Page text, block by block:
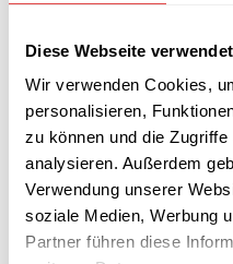
Diese Webseite
Wir verwenden Cookies,
personalisieren,
zu können und die
analysieren. Außerdem
Verwendung unserer
soziale Medien, Werbung
Partner führen diese
Interessiert an
größeren
Stückzahlen?